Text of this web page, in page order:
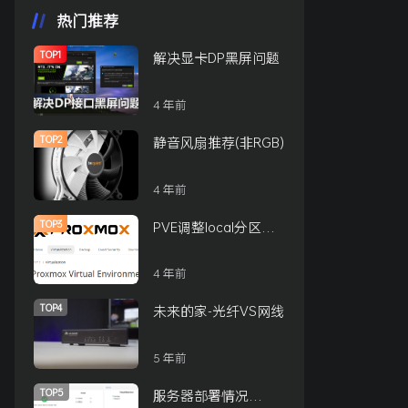
热门推荐
TOP1 解决显卡DP黑屏问题
4 年前
TOP2 静音风扇推荐(非RGB)
4 年前
TOP3
PVE调整local分区大
4 年前
TOP4 未来的家-光纤VS网线
5 年前
TOP5
服务器部署情况